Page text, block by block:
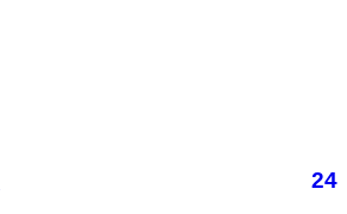
24